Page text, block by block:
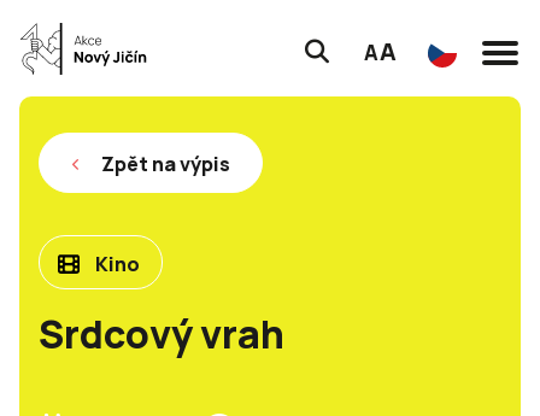
AA
Zpět na výpis
Kino
Srdcový vrah